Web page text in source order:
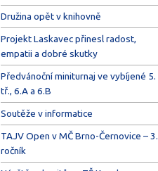
Družina opět v knihovně
Projekt Laskavec přinesl radost,
empatii a dobré skutky
Předvánoční miniturnaj ve vybíjené 5.
tř., 6.A a 6.B
Soutěže v informatice
TAJV Open v MČ Brno-Černovice – 3.
ročník